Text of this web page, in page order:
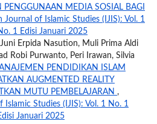
PENGGUNAAN MEDIA SOSIAL BAGI
Journal of Islamic Studies (IJIS): Vol. 1
1 Edisi Januari 2025
Erpida Nasution, Muli Prima Aldi
Robi Purwanto, Peri Irawan, Silvia
PENDIDIKAN ISLAM
AUGMENTED REALITY
MUTU PEMBELAJARAN ,
Islamic Studies (IJIS): Vol. 1 No. 1
Januari 2025